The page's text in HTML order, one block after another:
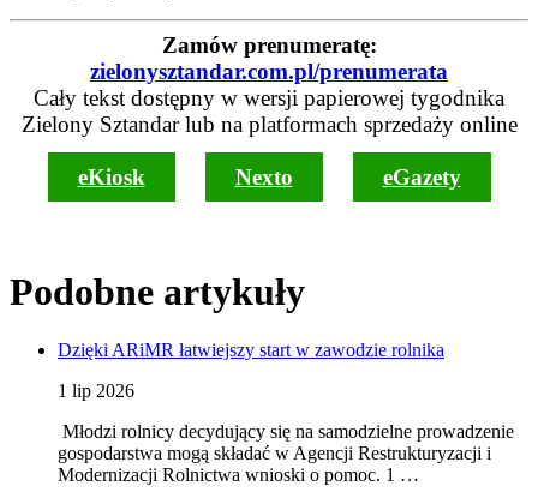
Zamów prenumeratę:
zielonysztandar.com.pl/prenumerata
Cały tekst dostępny w wersji papierowej tygodnika
Zielony Sztandar lub na platformach sprzedaży online
eKiosk Nexto eGazety
Podobne artykuły
Dzięki ARiMR łatwiejszy start w zawodzie rolnika
1 lip 2026
Młodzi rolnicy decydujący się na samodzielne prowadzenie
gospodarstwa mogą składać w Agencji Restrukturyzacji i
Modernizacji Rolnictwa wnioski o pomoc. 1 …